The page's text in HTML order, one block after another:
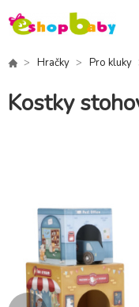
Hračky Pro kluky
Kostky